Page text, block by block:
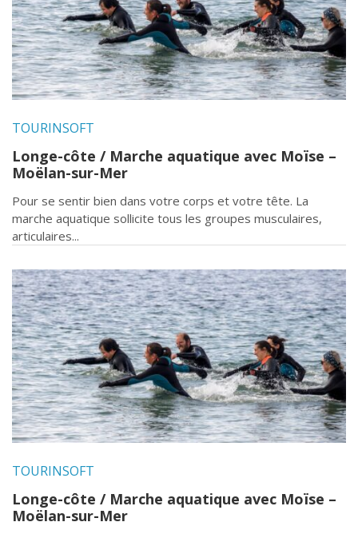
TOURINSOFT
Longe-côte / Marche aquatique avec Moïse –
Moëlan-sur-Mer
Pour se sentir bien dans votre corps et votre tête. La
marche aquatique sollicite tous les groupes musculaires,
articulaires...
TOURINSOFT
Longe-côte / Marche aquatique avec Moïse –
Moëlan-sur-Mer